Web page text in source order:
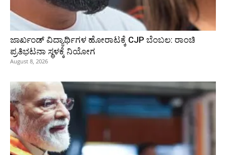
ಜಾರ್ಖಂಡ್‌ ವಿದ್ಯಾರ್ಥಿಗಳ ಹೋರಾಟಕ್ಕೆ CJP ಬೆಂಬಲ: ರಾಂಚಿ
ಪ್ರತಿಭಟನಾ ಸ್ಥಳಕ್ಕೆ ನಿಯೋಗ
August 8, 2026